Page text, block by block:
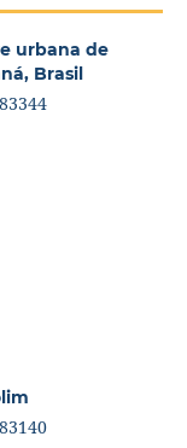
urbana de
Brasil